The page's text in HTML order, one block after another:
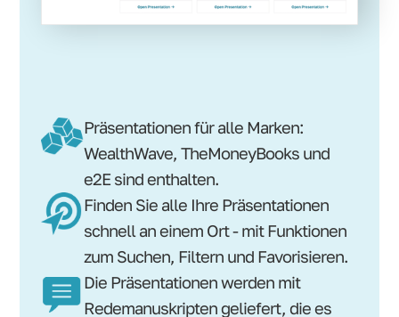
Präsentationen für alle Marken:
WealthWave, TheMoneyBooks und
e2E sind enthalten.
Finden Sie alle Ihre Präsentationen
schnell an einem Ort - mit Funktionen
zum Suchen, Filtern und Favorisieren.
Die Präsentationen werden mit
Redemanuskripten geliefert, die es